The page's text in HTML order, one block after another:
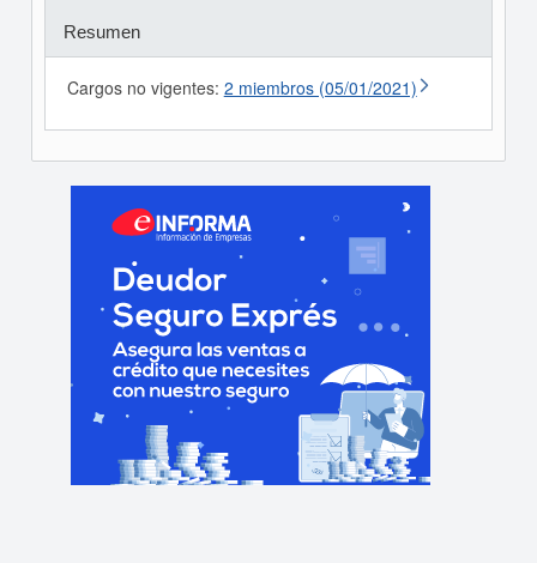
Resumen
Cargos no vigentes: 2 miembros (05/01/2021)